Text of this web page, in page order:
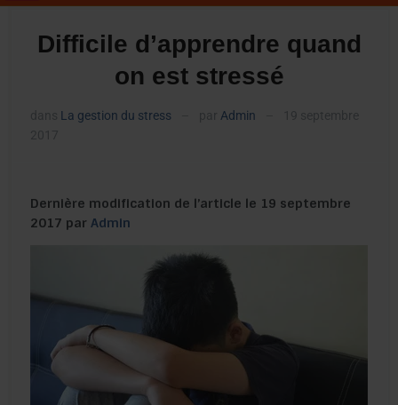
Difficile d’apprendre quand
on est stressé
La gestion du stress Admin
Dernière modification de l’article le 19 septembre
2017 parAdmin